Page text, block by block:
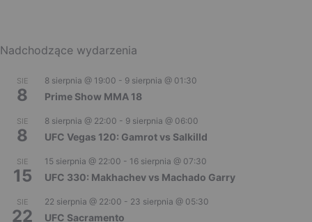
Nadchodzące wydarzenia
SIE
8
8 sierpnia @ 19:00 - 9 sierpnia @ 01:30
Prime Show MMA 18
SIE
8
8 sierpnia @ 22:00 - 9 sierpnia @ 06:00
UFC Vegas 120: Gamrot vs Salkilld
SIE
15
15 sierpnia @ 22:00 - 16 sierpnia @ 07:30
UFC 330: Makhachev vs Machado Garry
SIE
22
22 sierpnia @ 22:00 - 23 sierpnia @ 05:30
UFC Sacramento